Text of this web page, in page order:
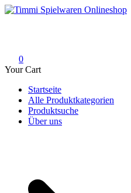
Skip
0
Your Cart
Startseite
Alle Produktkategorien
Produktsuche
Über uns